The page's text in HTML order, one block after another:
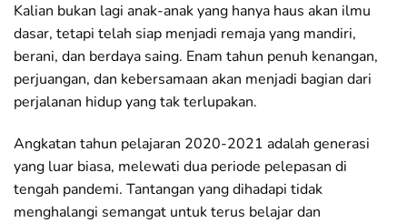
Kalian bukan lagi anak-anak yang hanya haus akan ilmu
dasar, tetapi telah siap menjadi remaja yang mandiri,
berani, dan berdaya saing. Enam tahun penuh kenangan,
perjuangan, dan kebersamaan akan menjadi bagian dari
perjalanan hidup yang tak terlupakan.
Angkatan tahun pelajaran 2020-2021 adalah generasi
yang luar biasa, melewati dua periode pelepasan di
tengah pandemi. Tantangan yang dihadapi tidak
menghalangi semangat untuk terus belajar dan